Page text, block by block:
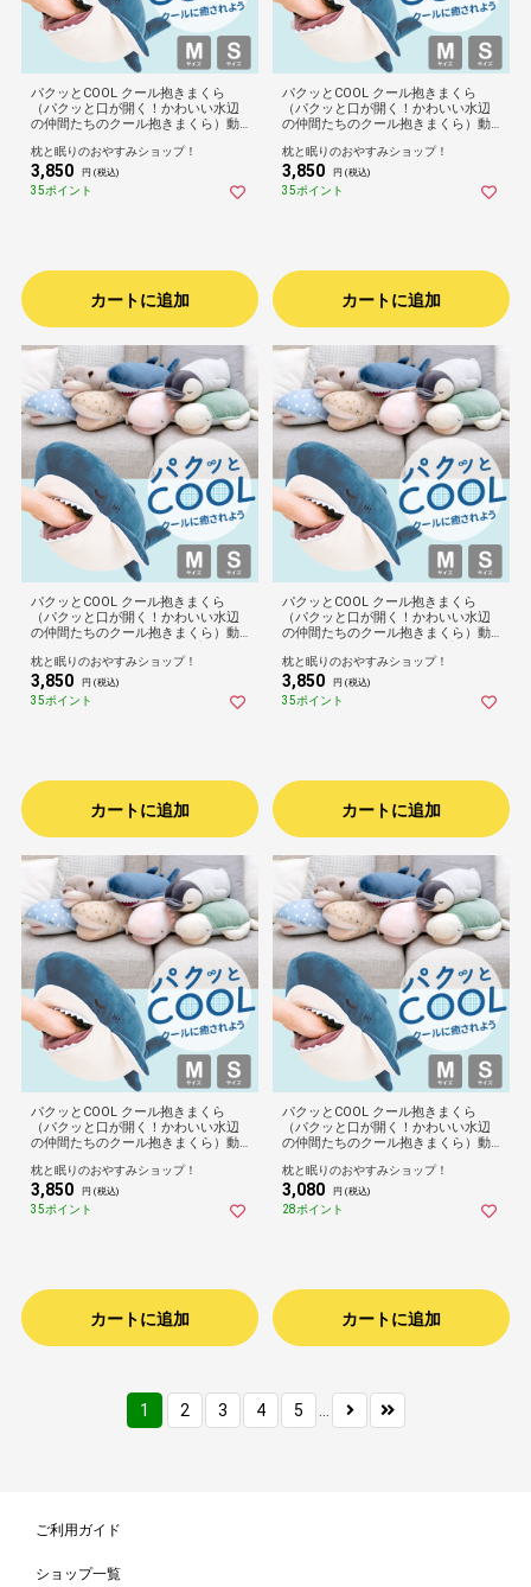
パクッとCOOL クール抱きまくら
（パクッと口が開く！かわいい水辺
の仲間たちのクール抱きまくら）動
ト ギフト 男性 女性 大人 子供 キッズ
ジュニア 息子 娘 ぬいぐるみ ひんや
り 接触冷感 りぶはあと 可愛い抱き
枕 子供部屋 ソファ
枕と眠りのおやすみショップ！
3,850 円 (税込)
35ポイント
カートに追加
パクッとCOOL クール抱きまくら
（パクッと口が開く！かわいい水辺
の仲間たちのクール抱きまくら）動
ト ギフト 男性 女性 大人 子供 キッズ
ジュニア 息子 娘 ぬいぐるみ ひんや
り 接触冷感 りぶはあと 可愛い抱き
枕 子供部屋 ソファ
枕と眠りのおやすみショップ！
3,850 円 (税込)
35ポイント
カートに追加
パクッとCOOL クール抱きまくら
（パクッと口が開く！かわいい水辺
の仲間たちのクール抱きまくら）動
ト ギフト 男性 女性 大人 子供 キッズ
ジュニア 息子 娘 ぬいぐるみ ひんや
り 接触冷感 りぶはあと 可愛い抱き
枕 子供部屋 ソファ
枕と眠りのおやすみショップ！
3,850 円 (税込)
35ポイント
カートに追加
パクッとCOOL クール抱きまくら
（パクッと口が開く！かわいい水辺
の仲間たちのクール抱きまくら）動
ト ギフト 男性 女性 大人 子供 キッズ
ジュニア 息子 娘 ぬいぐるみ ひんや
り 接触冷感 りぶはあと 可愛い抱き
枕 子供部屋 ソファ
枕と眠りのおやすみショップ！
3,850 円 (税込)
35ポイント
カートに追加
パクッとCOOL クール抱きまくら
（パクッと口が開く！かわいい水辺
の仲間たちのクール抱きまくら）動
ト ギフト 男性 女性 大人 子供 キッズ
ジュニア 息子 娘 ぬいぐるみ ひんや
り 接触冷感 りぶはあと 可愛い抱き
枕 子供部屋 ソファ
枕と眠りのおやすみショップ！
3,850 円 (税込)
35ポイント
カートに追加
パクッとCOOL クール抱きまくら
（パクッと口が開く！かわいい水辺
の仲間たちのクール抱きまくら）動
ト ギフト 男性 女性 大人 子供 キッズ
ジュニア 息子 娘 ぬいぐるみ ひんや
り 接触冷感 りぶはあと 可愛い抱き
枕 子供部屋 ソファ
枕と眠りのおやすみショップ！
3,080 円 (税込)
28ポイント
カートに追加
1 2 3 4 5 ...
ご利用ガイド
ショップ一覧